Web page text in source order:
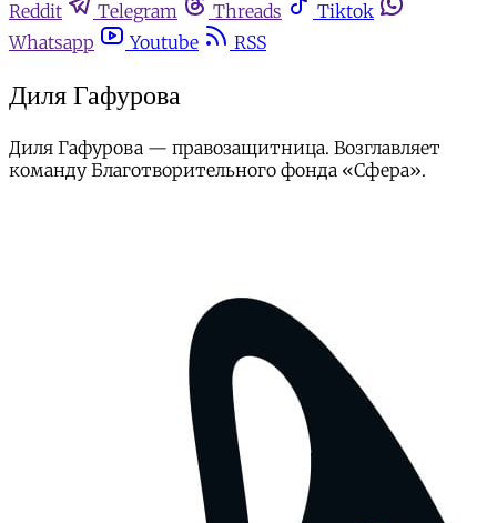
Reddit
Telegram Threads
Tiktok
Whatsapp
Youtube RSS
Диля Гафурова
Диля Гафурова — правозащитница. Возглавляет
команду Благотворительного фонда «Сфера».